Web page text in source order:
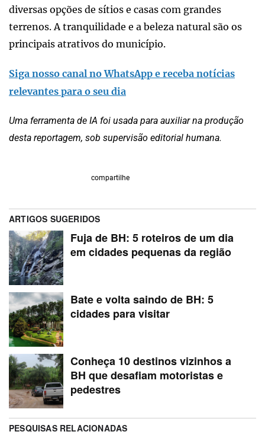
diversas opções de sítios e casas com grandes
terrenos. A tranquilidade e a beleza natural são os
principais atrativos do município.
Siga nosso canal no WhatsApp e receba notícias
relevantes para o seu dia
Uma ferramenta de IA foi usada para auxiliar na produção
desta reportagem, sob supervisão editorial humana.
compartilhe